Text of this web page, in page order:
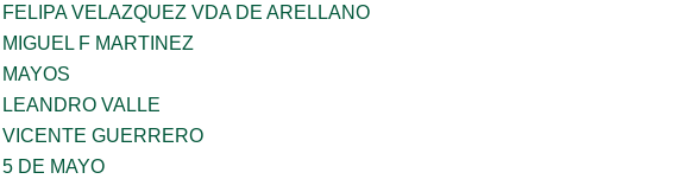
FELIPA VELAZQUEZ VDA DE ARELLANO
MIGUEL F MARTINEZ
MAYOS
LEANDRO VALLE
VICENTE GUERRERO
5 DE MAYO